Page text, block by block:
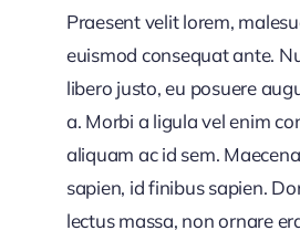
Praesent velit lorem,
euismod consequat ante.
libero justo, eu posuere
a. Morbi a ligula vel enim
aliquam ac id sem.
sapien, id finibus sapien.
lectus massa, non ornare